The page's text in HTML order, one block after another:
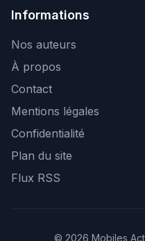
Informations
Nos auteurs
À propos
Contact
Mentions légales
Confidentialité
Plan du site
Flux RSS
© 2026 Mobiles